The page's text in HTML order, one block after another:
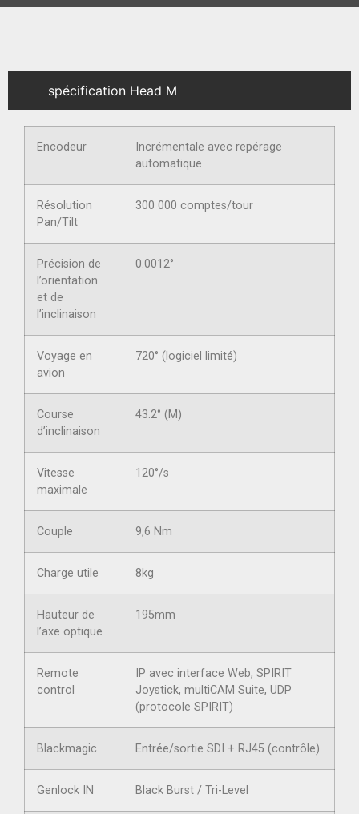
spécification Head M
Encodeur
Incrémentale avec repérage
automatique
Résolution
Pan/Tilt
300 000 comptes/tour
Précision de
l’orientation
et de
l’inclinaison
0.0012°
Voyage en
avion
720° (logiciel limité)
Course
d’inclinaison
43.2° (M)
Vitesse
maximale
120°/s
Couple 9,6 Nm
Charge utile 8kg
Hauteur de
l’axe optique
195mm
Remote
control
IP avec interface Web, SPIRIT
Joystick, multiCAM Suite, UDP
(protocole SPIRIT)
Blackmagic Entrée/sortie SDI + RJ45 (contrôle)
Genlock IN Black Burst / Tri-Level